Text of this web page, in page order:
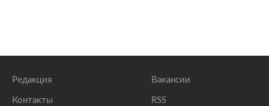
Редакция
Контакты
Вакансии
RSS